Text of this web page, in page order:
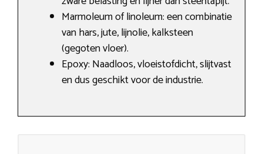
Marmoleum of linoleum: een combinatie
van hars, jute, lijnolie, kalksteen
(gegoten vloer).
Epoxy: Naadloos, vloeistofdicht, slijtvast
en dus geschikt voor de industrie.